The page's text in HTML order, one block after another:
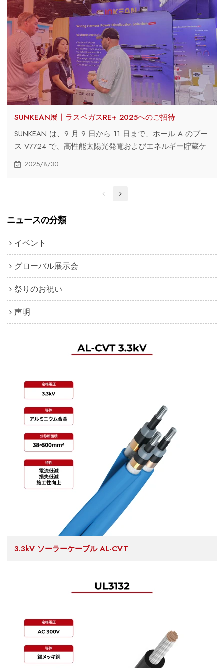
SUNKEAN展丨ラスベガスRE+ 2025へのご招待
SUNKEAN は、9 月 9 日から 11 日まで、ホール A のブー
ス V7724 で、高性能太陽光発電およびエネルギー貯蔵ケ
ーブル、ハーネス、包括的なソリューションを展示しま
す。
2025/8/30
ニュースの分類
イベント
グローバル展示会
祭りのお祝い
声明
3.3kV ソーラーケーブル AL-CVT